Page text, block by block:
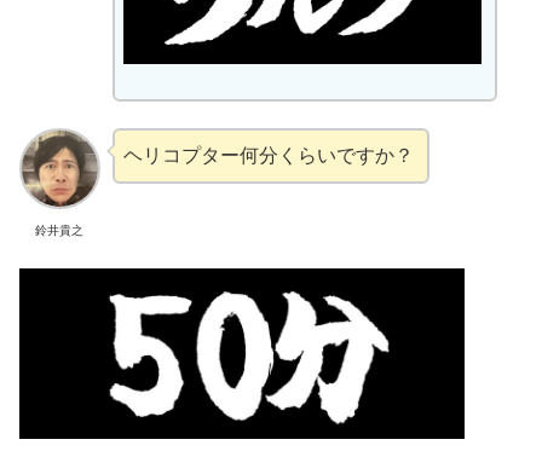
鈴井貴之
ヘリコプター何分くらいですか？